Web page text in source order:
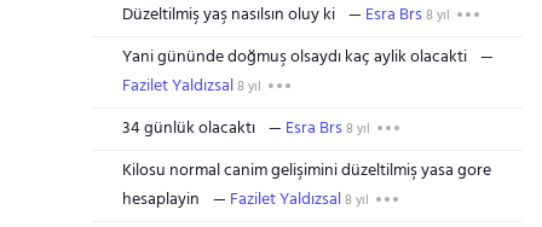
Düzeltilmiş yaş nasılsın oluy ki Esra Brs8 yıl
Yani gününde doğmuş olsaydı kaç aylik olacakti
Fazilet Yaldızsal8 yıl
34 günlük olacaktı Esra Brs8 yıl
Kilosu normal canim gelişimini düzeltilmiş yasa gore
hesaplayin
Fazilet Yaldızsal8 yıl